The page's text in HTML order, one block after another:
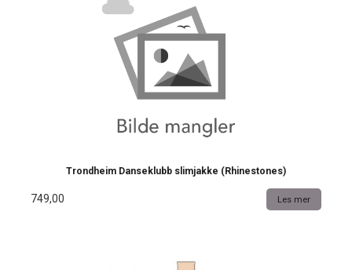
Trondheim Danseklubb slimjakke (Rhinestones)
749,00 Les mer